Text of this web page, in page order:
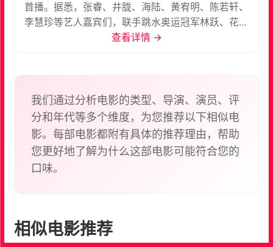
首播。据悉，张睿、井胧、海陆、黄宥明、陈若轩、
李慧珍等艺人嘉宾们，联手跳水奥运冠军林跃、花样
滑冰运动员张丹等，他们将化身大湾区玩家，竞速探
查看详情 →
我们通过分析电影的类型、导演、演员、评
分和年代等多个维度，为您推荐以下相似电
影。每部电影都附有具体的推荐理由，帮助
您更好地了解为什么这部电影可能符合您的
口味。
相似电影推荐